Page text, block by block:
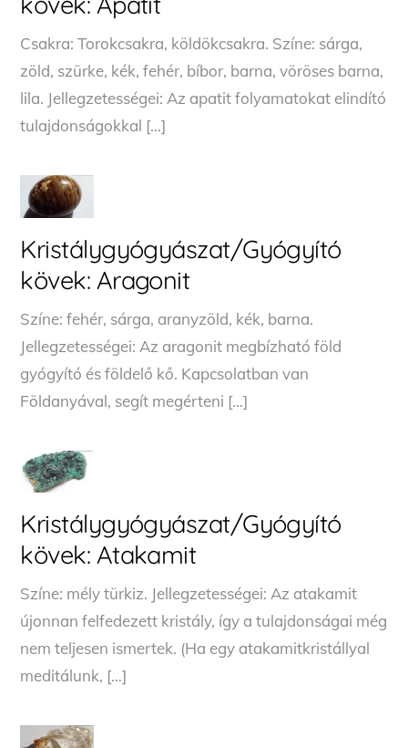
Csakra: Torokcsakra, köldökcsakra. Színe: sárga,
zöld, szürke, kék, fehér, bíbor, barna, vöröses barna,
lila. Jellegzetességei: Az apatit folyamatokat elindító
tulajdonságokkal […]
Kristálygyógyászat/Gyógyító
kövek: Aragonit
Színe: fehér, sárga, aranyzöld, kék, barna.
Jellegzetességei: Az aragonit megbízható föld
gyógyító és földelő kő. Kapcsolatban van
Földanyával, segít megérteni […]
Kristálygyógyászat/Gyógyító
kövek: Atakamit
Színe: mély türkiz. Jellegzetességei: Az atakamit
újonnan felfedezett kristály, így a tulajdonságai még
nem teljesen ismertek. (Ha egy atakamitkristállyal
meditálunk, […]